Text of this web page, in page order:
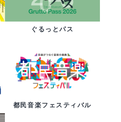
ぐるっとパス
都民音楽フェスティバル